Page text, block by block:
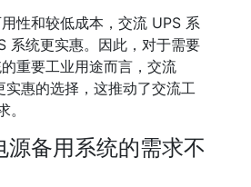
性和较低成本，交流 UPS 系
系统更实惠。因此，对于需要
重要工业用途而言，交流
实惠的选择，这推动了交流工
源备用系统的需求不